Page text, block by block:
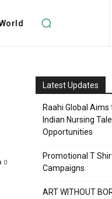
0
Latest Updates
Raahi Global
Indian Nursing
Opportunities
Promotional T
Campaigns
ART WITHOUT